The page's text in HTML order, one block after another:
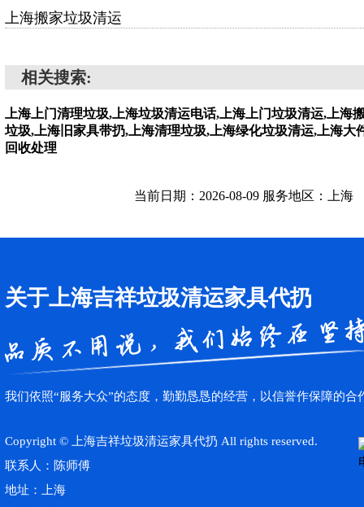
上海搬家垃圾清运
相关搜索:
上海上门清理垃圾,上海垃圾清运电话,上海上门垃圾清运,上海
垃圾,上海旧家具带扔,上海清理垃圾,上海绿化垃圾清运,上海大
回收处理
当前日期：2026-08-09 服务地区：上海
关于上海吉祥垃圾清运家具代扔
我们依照“服务大众”的态度，勤勤恳恳的经营，以信誉作保障的合
Copyright © 上海吉祥垃圾清运家具代扔 All rights reserved.
联系人：陈师傅
地址：上海